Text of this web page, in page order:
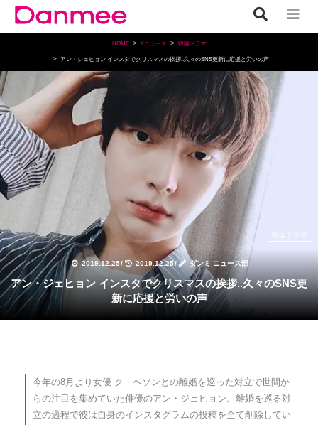
HOME Kニュース 韓国ドラマ
アン・ジェヒョン インスタでクリスマスの挨拶..久々のSNS更新に応援と労いの声
2019.12.25/ 2019.12.25/ ダンミ ニュース部
アン・ジェヒョン インスタでクリスマスの挨拶..久々のSNS更
新に応援と労いの声
今年の8月より女優 ク・ヘソンとの離婚を巡った対立で世間か
らの注目を集めていた俳優のアン・ジェヒョン。離婚を巡る対
立の過程で彼は自身のインスタグラムの投稿を全て削除してい